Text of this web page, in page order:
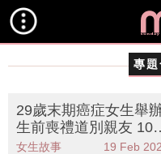
專題
29歲末期癌症女生舉
生前喪禮道別親友 10
後離世：死亡不是令人
女生故事 19 Feb